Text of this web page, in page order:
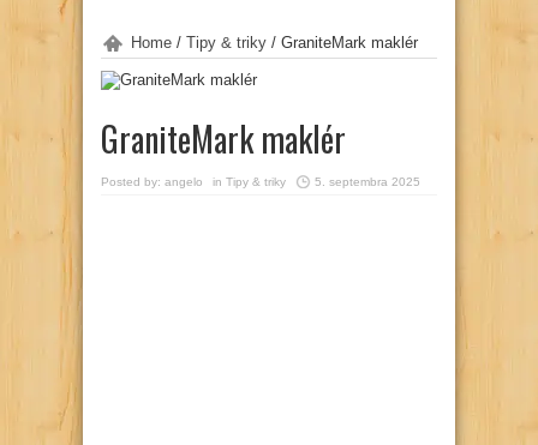
Home / Tipy & triky / GraniteMark maklér
GraniteMark maklér
Posted by: angelo in Tipy & triky 5. septembra 2025